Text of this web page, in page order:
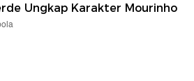
Ungkap Karakter Mourinho